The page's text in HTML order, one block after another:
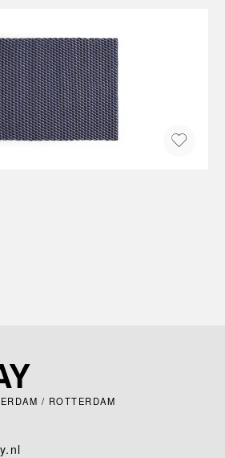
/ ROTTERDAM